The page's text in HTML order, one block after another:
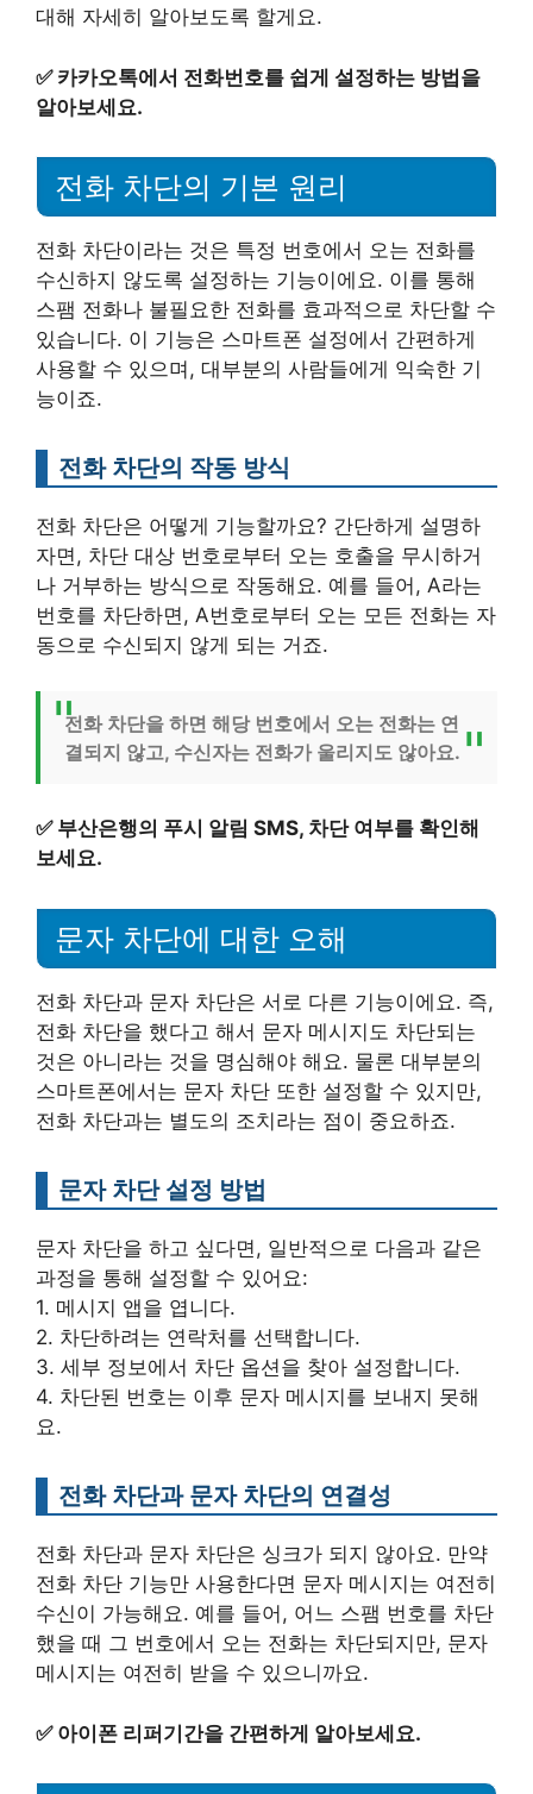
대해 자세히 알아보도록 할게요.
✅ 카카오톡에서 전화번호를 쉽게 설정하는 방법을
알아보세요.
전화 차단의 기본 원리
전화 차단이라는 것은 특정 번호에서 오는 전화를
수신하지 않도록 설정하는 기능이에요. 이를 통해
스팸 전화나 불필요한 전화를 효과적으로 차단할 수
있습니다. 이 기능은 스마트폰 설정에서 간편하게
사용할 수 있으며, 대부분의 사람들에게 익숙한 기
능이죠.
전화 차단의 작동 방식
전화 차단은 어떻게 기능할까요? 간단하게 설명하
자면, 차단 대상 번호로부터 오는 호출을 무시하거
나 거부하는 방식으로 작동해요. 예를 들어, A라는
번호를 차단하면, A번호로부터 오는 모든 전화는 자
동으로 수신되지 않게 되는 거죠.
전화 차단을 하면 해당 번호에서 오는 전화는 연
결되지 않고, 수신자는 전화가 울리지도 않아요.
✅ 부산은행의 푸시 알림 SMS, 차단 여부를 확인해
보세요.
문자 차단에 대한 오해
전화 차단과 문자 차단은 서로 다른 기능이에요. 즉,
전화 차단을 했다고 해서 문자 메시지도 차단되는
것은 아니라는 것을 명심해야 해요. 물론 대부분의
스마트폰에서는 문자 차단 또한 설정할 수 있지만,
전화 차단과는 별도의 조치라는 점이 중요하죠.
문자 차단 설정 방법
문자 차단을 하고 싶다면, 일반적으로 다음과 같은
과정을 통해 설정할 수 있어요:
1. 메시지 앱을 엽니다.
2. 차단하려는 연락처를 선택합니다.
3. 세부 정보에서 차단 옵션을 찾아 설정합니다.
4. 차단된 번호는 이후 문자 메시지를 보내지 못해
요.
전화 차단과 문자 차단의 연결성
전화 차단과 문자 차단은 싱크가 되지 않아요. 만약
전화 차단 기능만 사용한다면 문자 메시지는 여전히
수신이 가능해요. 예를 들어, 어느 스팸 번호를 차단
했을 때 그 번호에서 오는 전화는 차단되지만, 문자
메시지는 여전히 받을 수 있으니까요.
✅ 아이폰 리퍼기간을 간편하게 알아보세요.